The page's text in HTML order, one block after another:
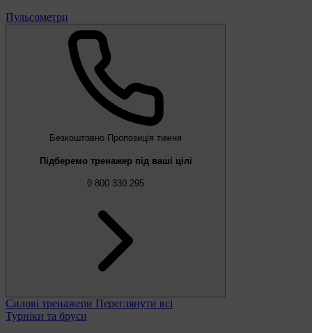
Пульсометри
Безкоштовно Пропозиція тижня
Підберемо тренажер під ваші цілі
0 800 330 295
Силові тренажери Переглянути всі
Турніки та бруси